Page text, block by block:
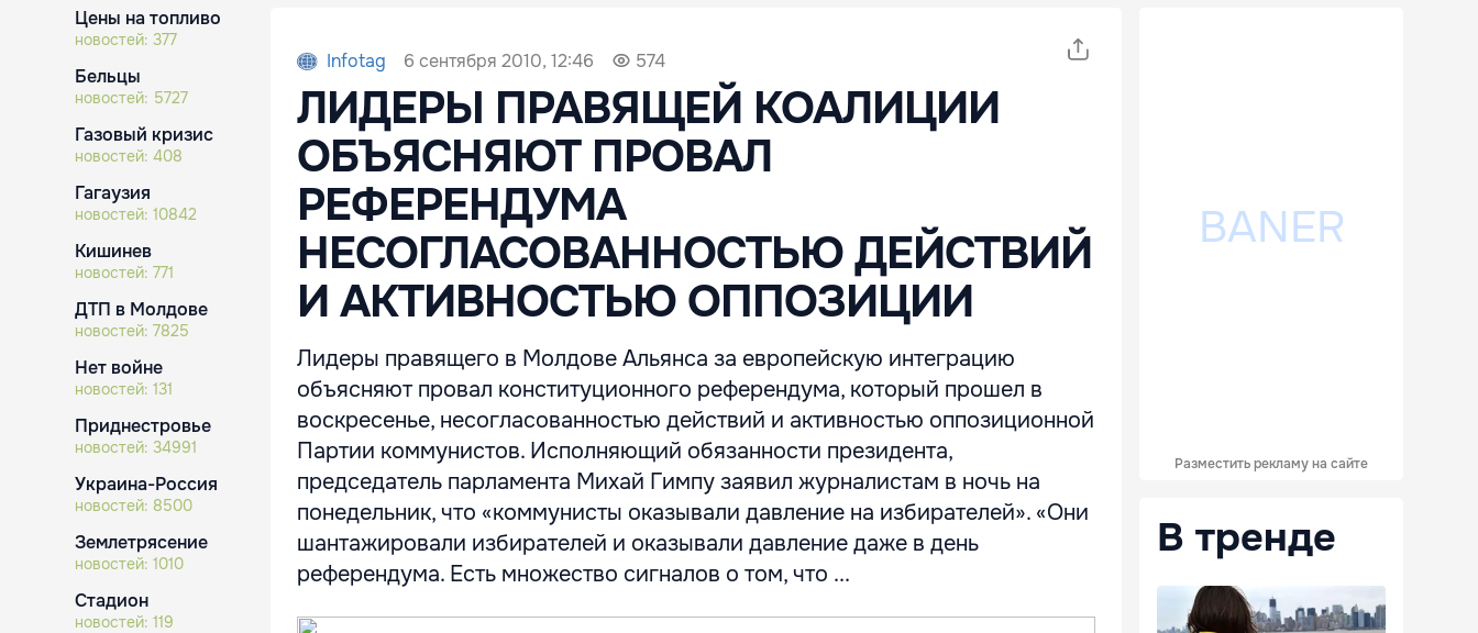
Цены на топливо
новостей: 377
Бельцы
новостей: 5727
Газовый кризис
новостей: 408
Гагаузия
новостей: 10842
Кишинев
новостей: 771
ДТП в Молдове
новостей: 7825
Нет войне
новостей: 131
Приднестровье
новостей: 34991
Украина-Россия
новостей: 8500
Землетрясение
новостей: 1010
Стадион
новостей: 119
Infotag 6 сентября 2010, 12:46 574
ЛИДЕРЫ ПРАВЯЩЕЙ КОАЛИЦИИ
ОБЪЯСНЯЮТ ПРОВАЛ
РЕФЕРЕНДУМА
НЕСОГЛАСОВАННОСТЬЮ ДЕЙСТВИЙ
И АКТИВНОСТЬЮ ОППОЗИЦИИ
Лидеры правящего в Молдове Альянса за европейскую интеграцию
объясняют провал конституционного референдума, который прошел в
воскресенье, несогласованностью действий и активностью оппозиционной
Партии коммунистов. Исполняющий обязанности президента,
председатель парламента Михай Гимпу заявил журналистам в ночь на
понедельник, что «коммунисты оказывали давление на избирателей». «Они
шантажировали избирателей и оказывали давление даже в день
референдума. Есть множество сигналов о том, что ...
Разместить рекламу на сайте
В тренде